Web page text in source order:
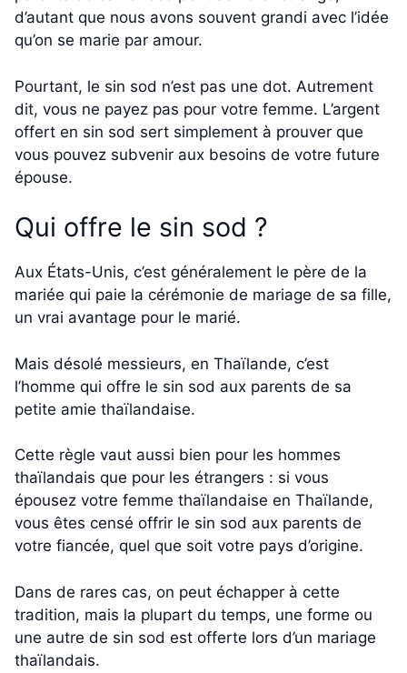
d’autant que nous avons souvent grandi avec l’idée
qu’on se marie par amour.
Pourtant, le sin sod n’est pas une dot. Autrement
dit, vous ne payez pas pour votre femme. L’argent
offert en sin sod sert simplement à prouver que
vous pouvez subvenir aux besoins de votre future
épouse.
Qui offre le sin sod ?
Aux États-Unis, c’est généralement le père de la
mariée qui paie la cérémonie de mariage de sa fille,
un vrai avantage pour le marié.
Mais désolé messieurs, en Thaïlande, c’est
l’homme qui offre le sin sod aux parents de sa
petite amie thaïlandaise.
Cette règle vaut aussi bien pour les hommes
thaïlandais que pour les étrangers : si vous
épousez votre femme thaïlandaise en Thaïlande,
vous êtes censé offrir le sin sod aux parents de
votre fiancée, quel que soit votre pays d’origine.
Dans de rares cas, on peut échapper à cette
tradition, mais la plupart du temps, une forme ou
une autre de sin sod est offerte lors d’un mariage
thaïlandais.